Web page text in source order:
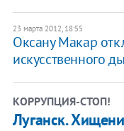
23 марта 2012, 18:55
​Оксану Макар
искусственного
КОРРУПЦИЯ-СТОП!
Луганск.